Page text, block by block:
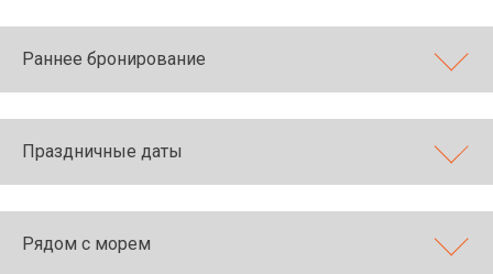
Раннее бронирование
Праздничные даты
Рядом с морем